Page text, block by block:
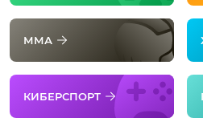
ММА
КИБЕРСПОРТ